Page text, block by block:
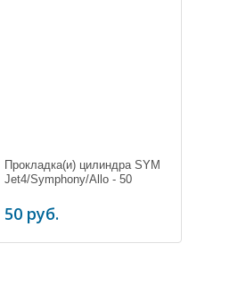
Прокладка(и) цилиндра SYM
Jet4/Symphony/Allo - 50
50 руб.